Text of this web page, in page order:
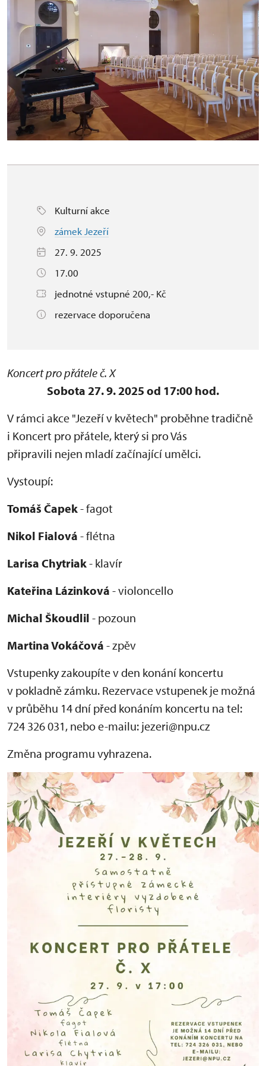
Kulturní akce
zámek Jezeří
27. 9. 2025
17.00
jednotné vstupné 200,- Kč
rezervace doporučena
Koncert pro přátele č. X
Sobota 27. 9. 2025 od 17:00 hod.
V rámci akce "Jezeří v květech" proběhne tradičně
i Koncert pro přátele, který si pro Vás
připravili nejen mladí začínající umělci.
Vystoupí:
Tomáš Čapek- fagot
Nikol Fialová - flétna
Larisa Chytriak- klavír
Kateřina Lázinková - violoncello
Michal Škoudlil - pozoun
Martina Vokáčová - zpěv
Vstupenky zakoupíte v den konání koncertu
v pokladně zámku. Rezervace vstupenek je možná
v průběhu 14 dní před konáním koncertu na tel:
724 326 031, nebo e-mailu: jezeri@npu.cz
Změna programu vyhrazena.